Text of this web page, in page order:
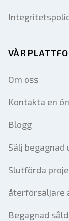
VÅR
Om oss
Kontakta en
Blogg
Sälj
Slutförda
återförsäljare
Begagnad